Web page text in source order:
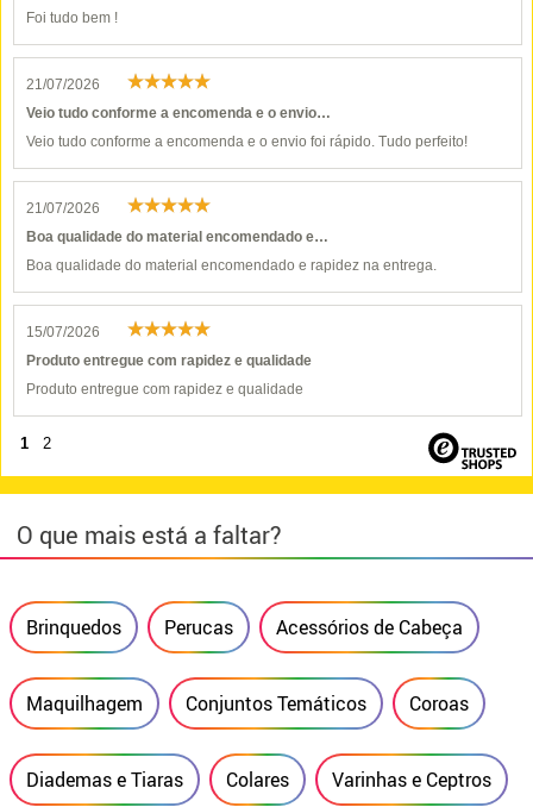
Foi tudo bem !
21/07/2026
Veio tudo conforme a encomenda e o envio…
Veio tudo conforme a encomenda e o envio foi rápido. Tudo perfeito!
21/07/2026
Boa qualidade do material encomendado e…
Boa qualidade do material encomendado e rapidez na entrega.
15/07/2026
Produto entregue com rapidez e qualidade
Produto entregue com rapidez e qualidade
1 2
O que mais está a faltar?
Brinquedos Perucas Acessórios de Cabeça
Maquilhagem Conjuntos Temáticos Coroas
Diademas e Tiaras Colares Varinhas e Ceptros